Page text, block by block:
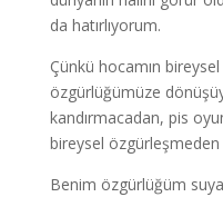
da hatırlıyorum.
Çünkü hocamın
özgürlüğümüze
kandırmacadan, pis
bireysel
Benim özgürlüğüm